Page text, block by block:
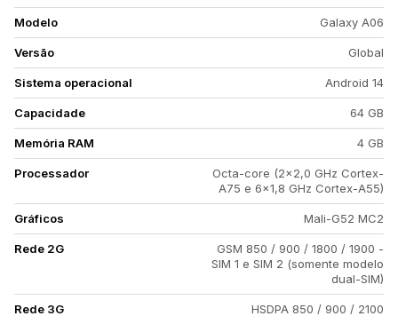
Modelo Galaxy A06
Versão Global
Sistema operacional Android 14
Capacidade 64 GB
Memória RAM 4 GB
Processador
Octa-core (2x2,0 GHz Cortex-
A75 e 6x1,8 GHz Cortex-A55)
Gráficos Mali-G52 MC2
Rede 2G
GSM 850 / 900 / 1800 / 1900 -
SIM 1 e SIM 2 (somente modelo
dual-SIM)
Rede 3G HSDPA 850 / 900 / 2100